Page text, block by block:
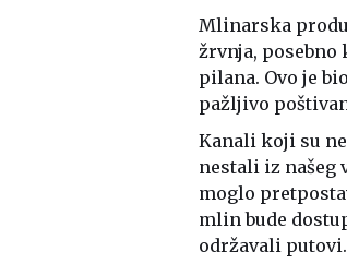
Mlinarska
žrvnja,
pilana. Ovo je
pažljivo
Kanali koji su
nestali iz našeg
moglo
mlin bude
održavali putovi.